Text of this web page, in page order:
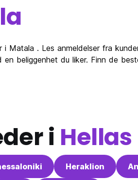
Matala . Les anmeldelser fra
beliggenhet du liker. Finn de
i Hellas
Heraklion